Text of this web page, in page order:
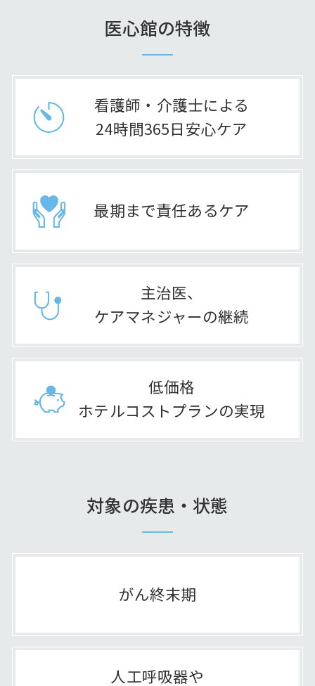
医心館の特徴
看護師・介護士による
24時間365日安心ケア
最期まで責任あるケア
主治医、
ケアマネジャーの継続
低価格
ホテルコストプランの実現
対象の疾患・状態
がん終末期
人工呼吸器や